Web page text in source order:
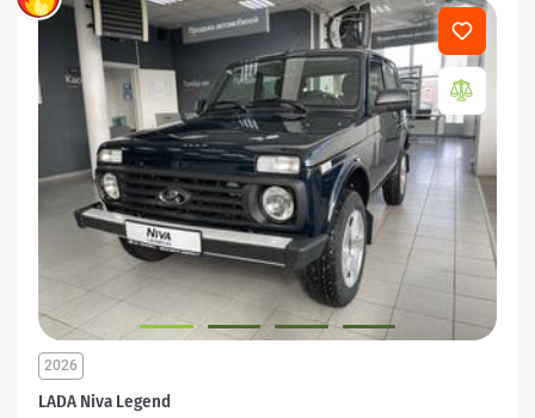
LADA Niva Legend
2026